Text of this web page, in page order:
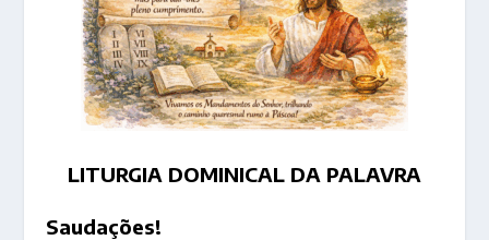
LITURGIA DOMINICAL DA PALAVRA
Saudações!